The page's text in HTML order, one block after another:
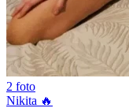
2 foto
Nikita 🔥